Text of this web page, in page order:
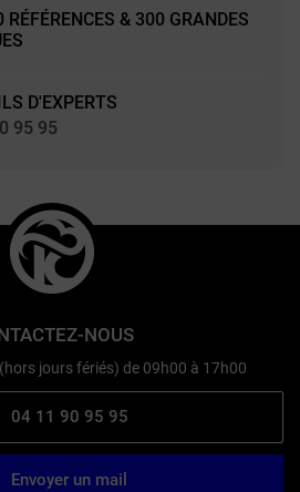
& 300 GRANDES
D'EXPERTS
95 95
NOUS
jours fériés) de 09h00 à 17h00
04 11 90 95 95
Envoyer un mail